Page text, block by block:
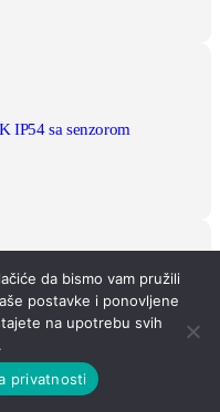
IP54 sa senzorom
IP54 sa senzorom
da bismo vam pružili
postavke i ponovljene
na upotrebu svih
privatnosti